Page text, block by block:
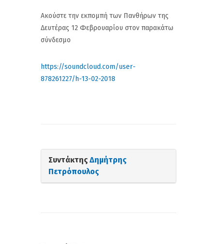
Ακούστε την εκπομπή των Πανθήρων της
Δευτέρας 12 Φεβρουαρίου στον παρακάτω
σύνδεσμο
https://soundcloud.com/user-
878261227/h-13-02-2018
Συντάκτης Δημήτρης
Πετρόπουλος